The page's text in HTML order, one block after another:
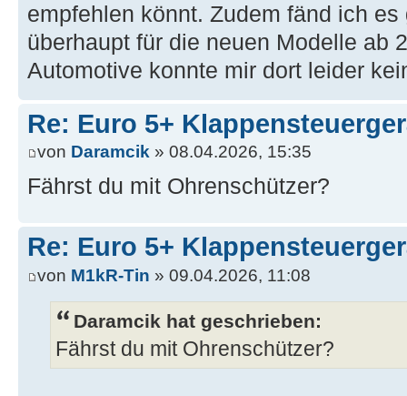
empfehlen könnt. Zudem fänd ich
überhaupt für die neuen Modelle ab
Automotive konnte mir dort leider
Re: Euro 5+
von Daramcik » 08.04.2026, 15:35
Fährst du mit Ohrenschützer?
Re: Euro 5+
von M1kR-Tin » 09.04.2026, 11:08
Daramcik hat geschrieben:
Fährst du mit Ohrenschützer?